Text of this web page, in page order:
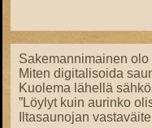
Sakemannimainen
Miten digitalisoida
Kuolema lähellä
”Löylyt kuin aurinko
Iltasaunojan